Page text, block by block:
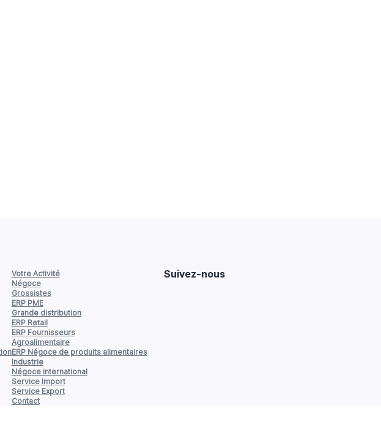
Votre Activité
Négoce
Grossistes
ERP PME
Grande distribution
ERP Retail
ERP Fournisseurs
Agroalimentaire
ERP Négoce de produits alimentaires
Industrie
Négoce international
Service Import
Service Export
Contact
Suivez-nous